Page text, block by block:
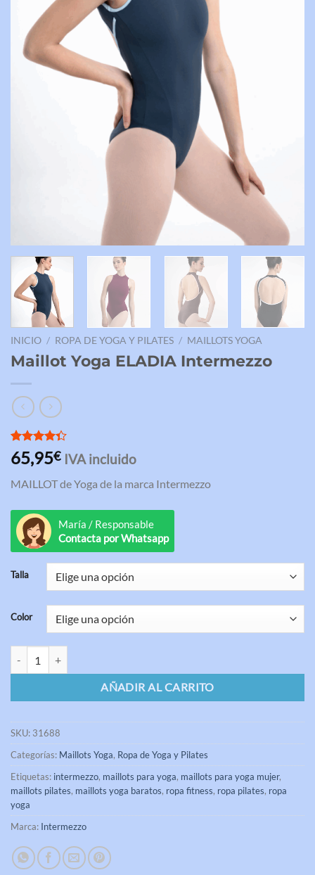
INICIO / ROPA DE YOGA Y PILATES / MAILLOTS YOGA
Maillot Yoga ELADIA Intermezzo
Valorado
con4.33
base a
3
de clientes
65,95€ IVA incluido
MAILLOT de Yoga de la marca Intermezzo
María / Responsable
Contacta por Whatsapp
Talla
Color
AÑADIR AL CARRITO
SKU: 31688
Categorías: Maillots Yoga, Ropa de Yoga y Pilates
Etiquetas: intermezzo, maillots para yoga, maillots para yoga mujer,
maillots pilates, maillots yoga baratos, ropa fitness, ropa pilates, ropa
yoga
Marca: Intermezzo